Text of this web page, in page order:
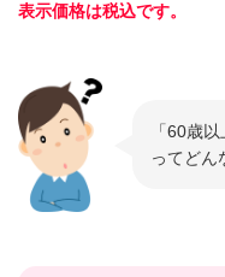
表示価格は税込です。
「60歳
ってどん